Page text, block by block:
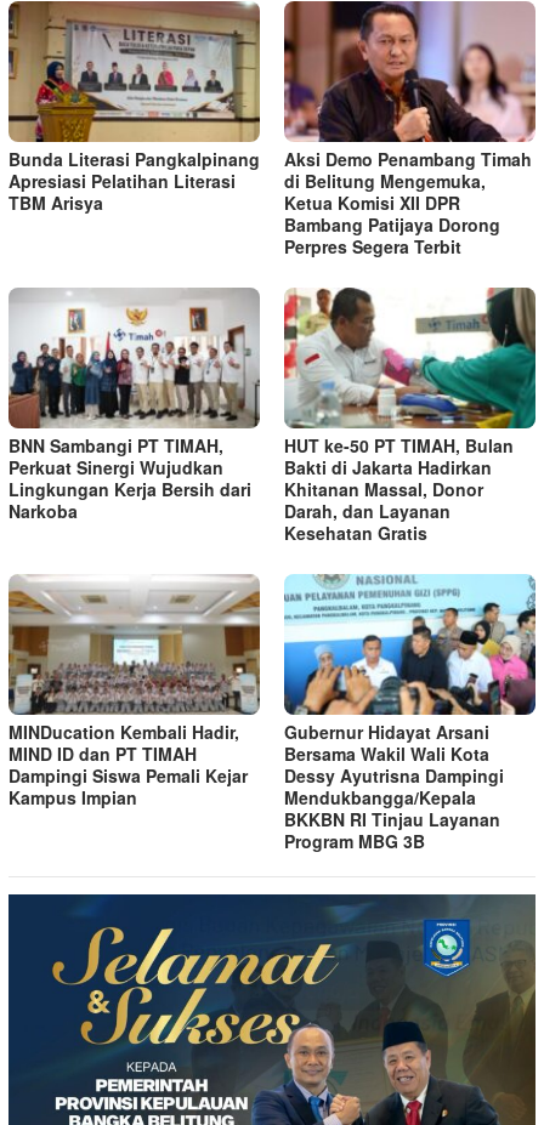
Bunda Literasi Pangkalpinang
Apresiasi Pelatihan Literasi
TBM Arisya
Aksi Demo Penambang Timah
di Belitung Mengemuka,
Ketua Komisi XII DPR
Bambang Patijaya Dorong
Perpres Segera Terbit
BNN Sambangi PT TIMAH,
Perkuat Sinergi Wujudkan
Lingkungan Kerja Bersih dari
Narkoba
HUT ke-50 PT TIMAH, Bulan
Bakti di Jakarta Hadirkan
Khitanan Massal, Donor
Darah, dan Layanan
Kesehatan Gratis
MINDucation Kembali Hadir,
MIND ID dan PT TIMAH
Dampingi Siswa Pemali Kejar
Kampus Impian
Gubernur Hidayat Arsani
Bersama Wakil Wali Kota
Dessy Ayutrisna Dampingi
Mendukbangga/Kepala
BKKBN RI Tinjau Layanan
Program MBG 3B